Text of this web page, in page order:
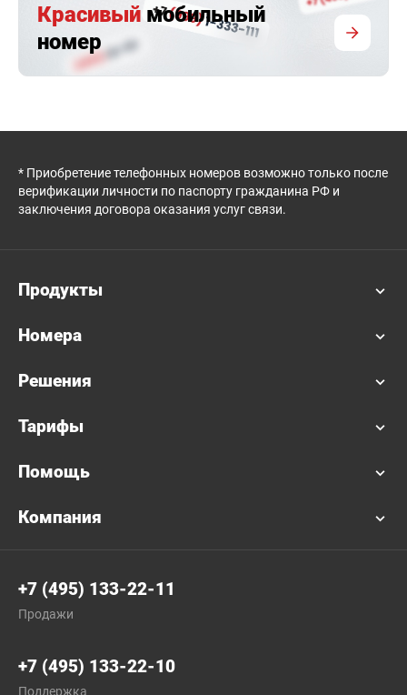
Красивый мобильный
номер
* Приобретение телефонных номеров возможно только после
верификации личности по паспорту гражданина РФ и
заключения договора оказания услуг связи.
Продукты
Номера
Решения
Тарифы
Помощь
Компания
+7 (495) 133-22-11
Продажи
+7 (495) 133-22-10
Поддержка